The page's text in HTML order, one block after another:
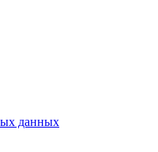
данных